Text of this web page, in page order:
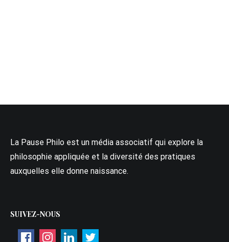
La Pause Philo est un média associatif qui explore la
philosophie appliquée et la diversité des pratiques
auxquelles elle donne naissance.
SUIVEZ-NOUS